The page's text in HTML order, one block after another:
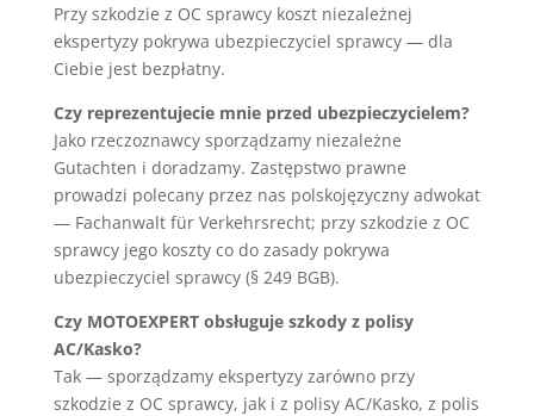
Przy szkodzie z OC sprawcy koszt niezależnej
ekspertyzy pokrywa ubezpieczyciel sprawcy — dla
Ciebie jest bezpłatny.
Czy reprezentujecie mnie przed ubezpieczycielem?
Jako rzeczoznawcy sporządzamy niezależne
Gutachten i doradzamy. Zastępstwo prawne
prowadzi polecany przez nas polskojęzyczny adwokat
— Fachanwalt für Verkehrsrecht; przy szkodzie z OC
sprawcy jego koszty co do zasady pokrywa
ubezpieczyciel sprawcy (§ 249 BGB).
Czy MOTOEXPERT obsługuje szkody z polisy
AC/Kasko?
Tak — sporządzamy ekspertyzy zarówno przy
szkodzie z OC sprawcy, jak i z polisy AC/Kasko, z polis